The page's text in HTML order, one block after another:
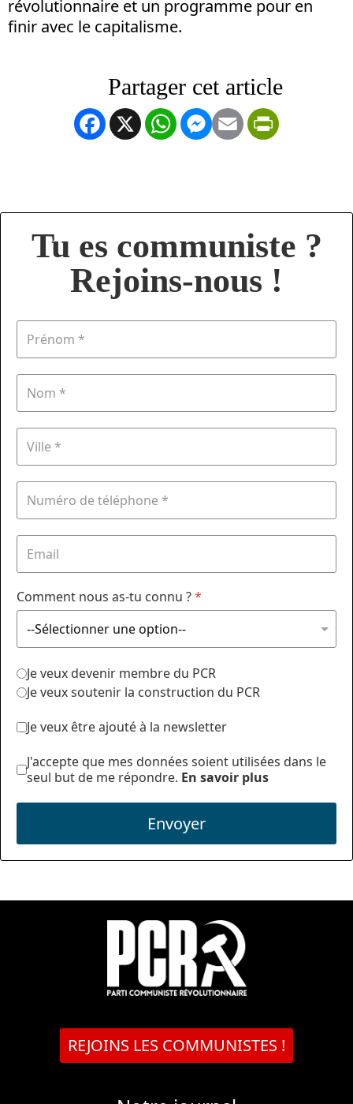
révolutionnaire et un programme pour en
finir avec le capitalisme.
Facebook
X WhatsApp
Messenger
Email
Tu es communiste ?
Rejoins-nous !
Comment nous as-tu connu ?*
Je veux devenir membre du PCR
Je veux soutenir la construction du PCR
Je veux être ajouté à la newsletter
J'accepte que mes données soient utilisées dans le
seul but de me répondre. En savoir plus
Envoyer
REJOINS LES COMMUNISTES !